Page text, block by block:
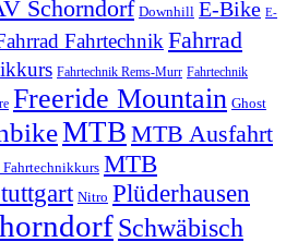
Schorndorf Downhill E-Bike E-
Fahrtechnik Fahrrad
Fahrtechnik Rems-Murr Fahrtechnik
Freeride Mountain Ghost
MTB MTB Ausfahrt
MTB
Nitro Plüderhausen
Schwäbisch